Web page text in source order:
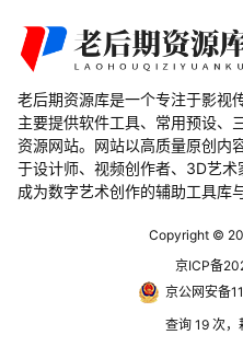
老后期资源库是一个专注于影视
主要提供软件工具、常用预设、
资源网站。网站以高质量原创内
于设计师、视频创作者、3D艺
成为数字艺术创作的辅助工具库
Copyright ©
京ICP备
京公网安备
查询 19 次